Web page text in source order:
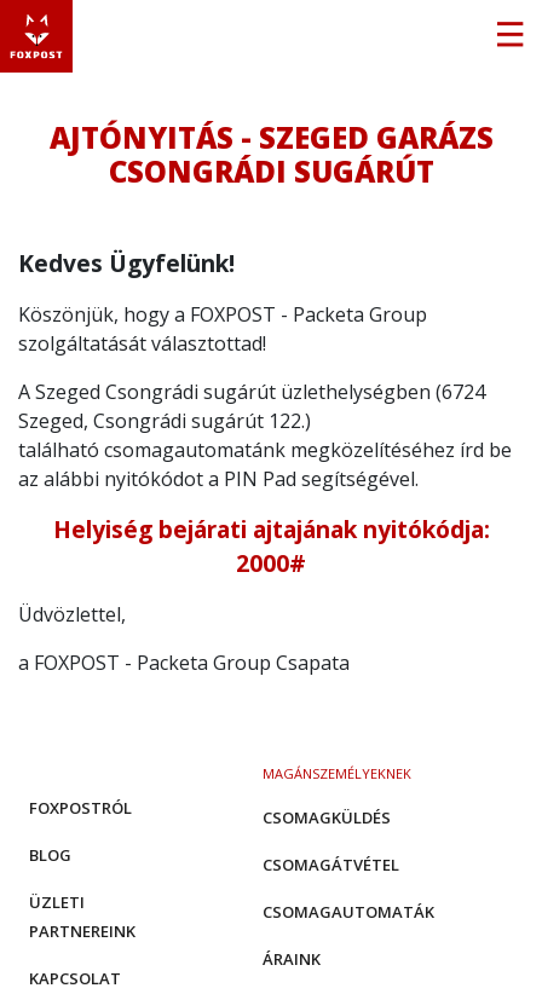
AJTÓNYITÁS - SZEGED GARÁZS
CSONGRÁDI SUGÁRÚT
Kedves Ügyfelünk!
Köszönjük, hogy a FOXPOST - Packeta Group
szolgáltatását választottad!
A Szeged Csongrádi sugárút üzlethelységben (6724
Szeged, Csongrádi sugárút 122.)
található csomagautomatánk megközelítéséhez írd be
az alábbi nyitókódot a PIN Pad segítségével.
Helyiség bejárati ajtajának nyitókódja:
2000#
Üdvözlettel,
a FOXPOST - Packeta Group Csapata
MAGÁNSZEMÉLYEKNEK
CSOMAGKÜLDÉS
CSOMAGÁTVÉTEL
CSOMAGAUTOMATÁK
ÁRAINK
FOXPOSTRÓL
BLOG
ÜZLETI
PARTNEREINK
KAPCSOLAT